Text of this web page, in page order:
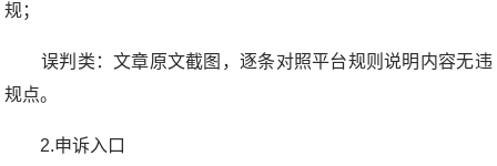
规；
误判类：文章原文截图，逐条对照平台规则说明内容无违
规点。
2.申诉入口